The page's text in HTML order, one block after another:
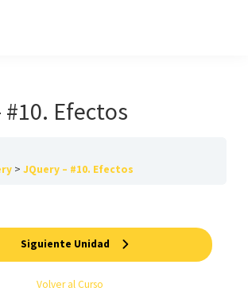
Efectos
JQuery – #10. Efectos
Volver al Curso
Siguiente Unidad